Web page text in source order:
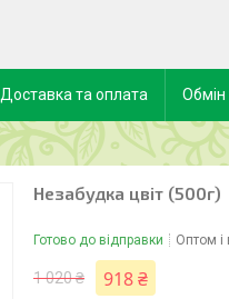
Доставка та оплата Обмін
Незабудка цвіт (500г)
Готово до відправки Оптом і
1 020 ₴ 918 ₴